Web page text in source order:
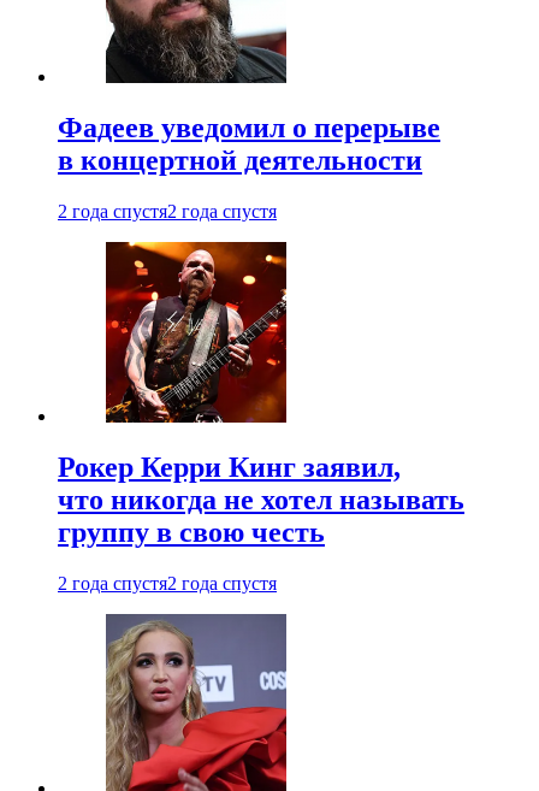
Фадеев уведомил о перерыве
в концертной деятельности
2 года спустя2 года спустя
Рокер Керри Кинг заявил,
что никогда не хотел называть
группу в свою честь
2 года спустя2 года спустя